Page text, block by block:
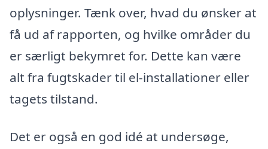
oplysninger. Tænk over, hvad du ønsker at
få ud af rapporten, og hvilke områder du
er særligt bekymret for. Dette kan være
alt fra fugtskader til el-installationer eller
tagets tilstand.
Det er også en god idé at undersøge,